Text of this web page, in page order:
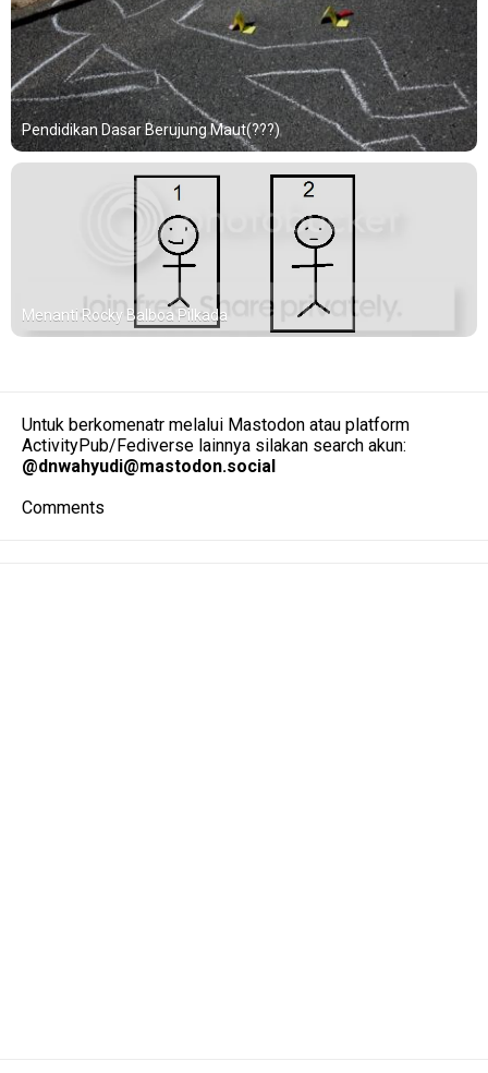
Pendidikan Dasar Berujung Maut(???)
Menanti Rocky Balboa Pilkada
Untuk berkomenatr melalui Mastodon atau platform
ActivityPub/Fediverse lainnya silakan search akun:
@dnwahyudi@mastodon.social
Comments